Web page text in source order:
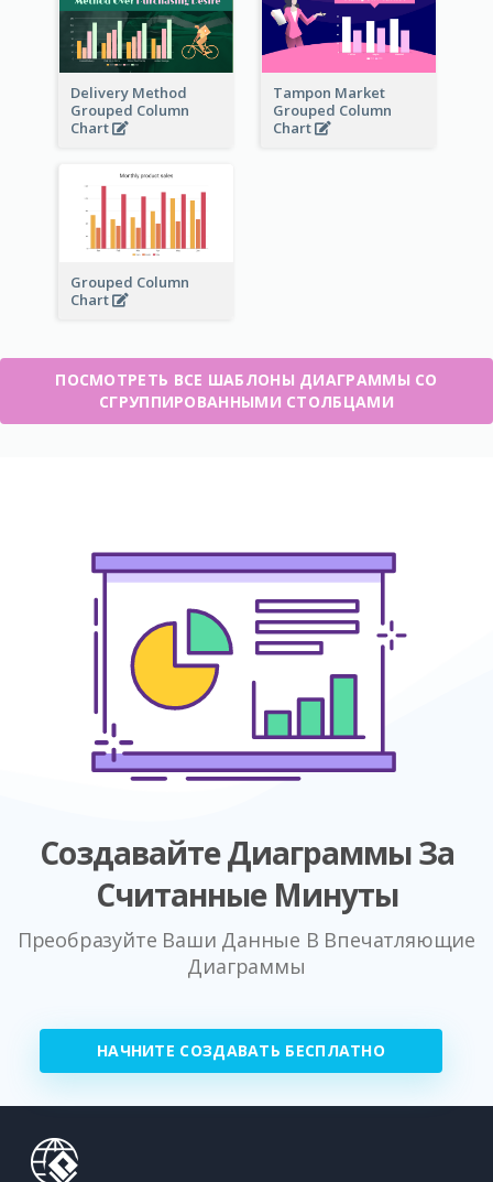
Delivery Method
Grouped Column
Chart
Tampon Market
Grouped Column
Chart
Grouped Column
Chart
ПОСМОТРЕТЬ ВСЕ ШАБЛОНЫ ДИАГРАММЫ СО
СГРУППИРОВАННЫМИ СТОЛБЦАМИ
Создавайте Диаграммы За
Считанные Минуты
Преобразуйте Ваши Данные В Впечатляющие
Диаграммы
НАЧНИТЕ СОЗДАВАТЬ БЕСПЛАТНО